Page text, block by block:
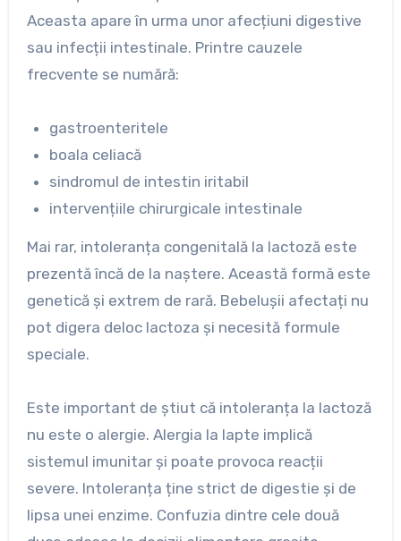
Aceasta apare în urma unor afecțiuni digestive
sau infecții intestinale. Printre cauzele
frecvente se numără:
gastroenteritele
boala celiacă
sindromul de intestin iritabil
intervențiile chirurgicale intestinale
Mai rar, intoleranța congenitală la lactoză este
prezentă încă de la naștere. Această formă este
genetică și extrem de rară. Bebelușii afectați nu
pot digera deloc lactoza și necesită formule
speciale.
Este important de știut că intoleranța la lactoză
nu este o alergie. Alergia la lapte implică
sistemul imunitar și poate provoca reacții
severe. Intoleranța ține strict de digestie și de
lipsa unei enzime. Confuzia dintre cele două